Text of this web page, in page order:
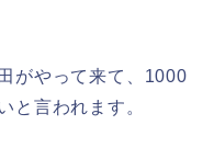
がやって来て、1000
と言われます。